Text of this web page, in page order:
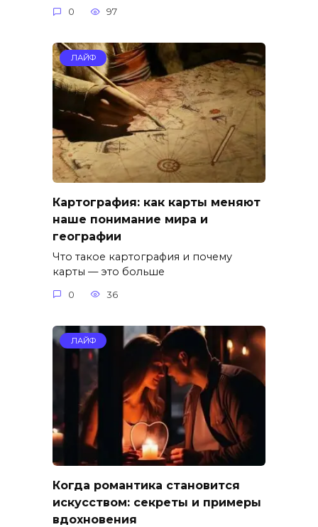
0 97
ЛАЙФ
Картография: как карты меняют
наше понимание мира и
географии
Что такое картография и почему
карты — это больше
0 36
ЛАЙФ
Когда романтика становится
искусством: секреты и примеры
вдохновения